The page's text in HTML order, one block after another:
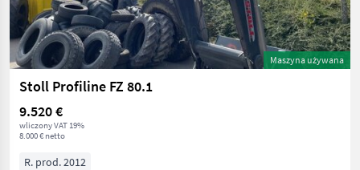
Maszyna używana
Stoll Profiline FZ 80.1
9.520 €
wliczony VAT 19%
8.000 € netto
R. prod. 2012